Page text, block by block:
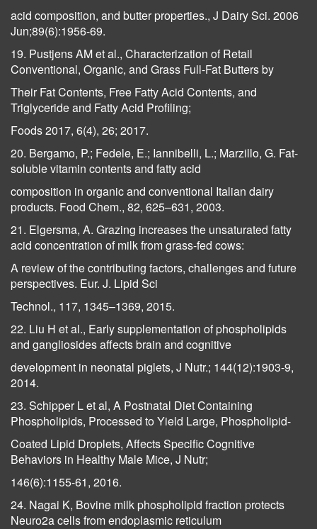
acid composition, and butter properties., J Dairy Sci. 2006
Jun;89(6):1956-69.
19. Pustjens AM et al., Characterization of Retail
Conventional, Organic, and Grass Full-Fat Butters by
Their Fat Contents, Free Fatty Acid Contents, and
Triglyceride and Fatty Acid Profiling;
Foods 2017, 6(4), 26; 2017.
20. Bergamo, P.; Fedele, E.; Iannibelli, L.; Marzillo, G. Fat-
soluble vitamin contents and fatty acid
composition in organic and conventional Italian dairy
products. Food Chem., 82, 625–631, 2003.
21. Elgersma, A. Grazing increases the unsaturated fatty
acid concentration of milk from grass-fed cows:
A review of the contributing factors, challenges and future
perspectives. Eur. J. Lipid Sci
Technol., 117, 1345–1369, 2015.
22. Liu H et al., Early supplementation of phospholipids
and gangliosides affects brain and cognitive
development in neonatal piglets, J Nutr.; 144(12):1903-9,
2014.
23. Schipper L et al, A Postnatal Diet Containing
Phospholipids, Processed to Yield Large, Phospholipid-
Coated Lipid Droplets, Affects Specific Cognitive
Behaviors in Healthy Male Mice, J Nutr;
146(6):1155-61, 2016.
24. Nagai K, Bovine milk phospholipid fraction protects
Neuro2a cells from endoplasmic reticulum